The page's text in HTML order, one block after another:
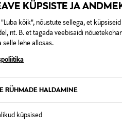
KÜPSISTE JA
"Luba kõik", nõustute sellega, et
nt. B. et tagada veebisaidi
selle lehe allosas.
RÜHMADE HALDAMINE
küpsised